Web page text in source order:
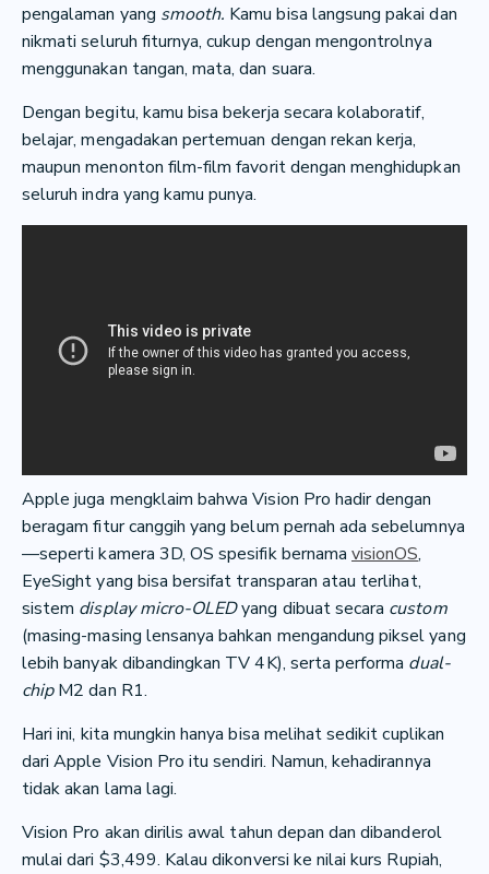
pengalaman yang smooth. Kamu bisa langsung pakai dan
nikmati seluruh fiturnya, cukup dengan mengontrolnya
menggunakan tangan, mata, dan suara.
Dengan begitu, kamu bisa bekerja secara kolaboratif,
belajar, mengadakan pertemuan dengan rekan kerja,
maupun menonton film-film favorit dengan menghidupkan
seluruh indra yang kamu punya.
Apple juga mengklaim bahwa Vision Pro hadir dengan
beragam fitur canggih yang belum pernah ada sebelumnya
—seperti kamera 3D, OS spesifik bernama visionOS,
EyeSight yang bisa bersifat transparan atau terlihat,
sistem display micro-OLEDyang dibuat secara custom
(masing-masing lensanya bahkan mengandung piksel yang
lebih banyak dibandingkan TV 4K), serta performa dual-
chipM2 dan R1.
Hari ini, kita mungkin hanya bisa melihat sedikit cuplikan
dari Apple Vision Pro itu sendiri. Namun, kehadirannya
tidak akan lama lagi.
Vision Pro akan dirilis awal tahun depan dan dibanderol
mulai dari $3,499. Kalau dikonversi ke nilai kurs Rupiah,